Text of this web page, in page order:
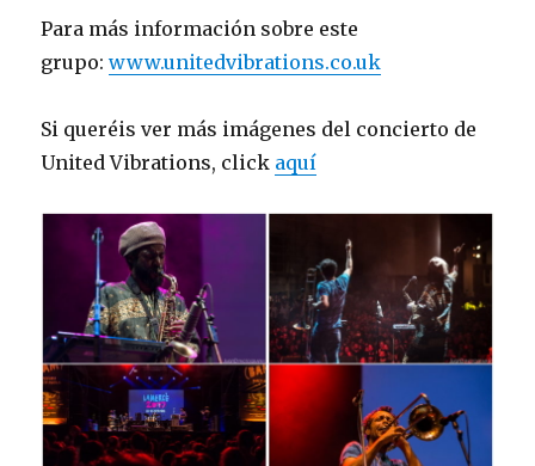
Para más información sobre este
grupo:www.unitedvibrations.co.uk
Si queréis ver más imágenes del concierto de
United Vibrations, click aquí